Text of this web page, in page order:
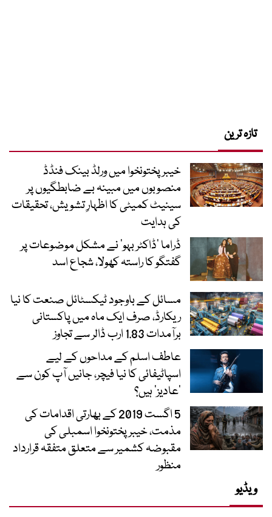
تازہ ترین
خیبرپختونخوا میں ورلڈ بینک فنڈڈ
منصوبوں میں مبینہ بے ضابطگیوں پر
سینیٹ کمیٹی کا اظہارِ تشویش، تحقیقات
کی ہدایت
ڈراما ’ڈاکٹر بہو‘ نے مشکل موضوعات پر
گفتگو کا راستہ کھولا، شجاع اسد
مسائل کے باوجود ٹیکسٹائل صنعت کا نیا
ریکارڈ، صرف ایک ماہ میں پاکستانی
برآمدات 1.83 ارب ڈالر سے تجاوز
عاطف اسلم کے مداحوں کے لیے
اسپاٹیفائی کا نیا فیچر، جانیں آپ کون سے
‘عادیز’ ہیں؟
5 اگست 2019 کے بھارتی اقدامات کی
مذمت، خیبرپختونخوا اسمبلی کی
مقبوضہ کشمیر سے متعلق متفقہ قرارداد
منظور
ویڈیو